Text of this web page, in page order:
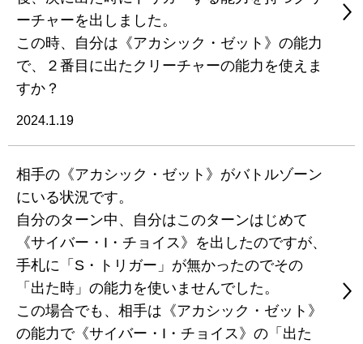
ーチャーを出しました。
この時、自分は《アカシック・ゼット》の能力
で、２番目に出たクリーチャーの能力を使えま
すか？
2024.1.19
相手の《アカシック・ゼット》がバトルゾーン
にいる状況です。
自分のターン中、自分はこのターンはじめて
《サイバー・I・チョイス》を出したのですが、
手札に「S・トリガー」が無かったのでその
「出た時」の能力を使いませんでした。
この場合でも、相手は《アカシック・ゼット》
の能力で《サイバー・I・チョイス》の「出た